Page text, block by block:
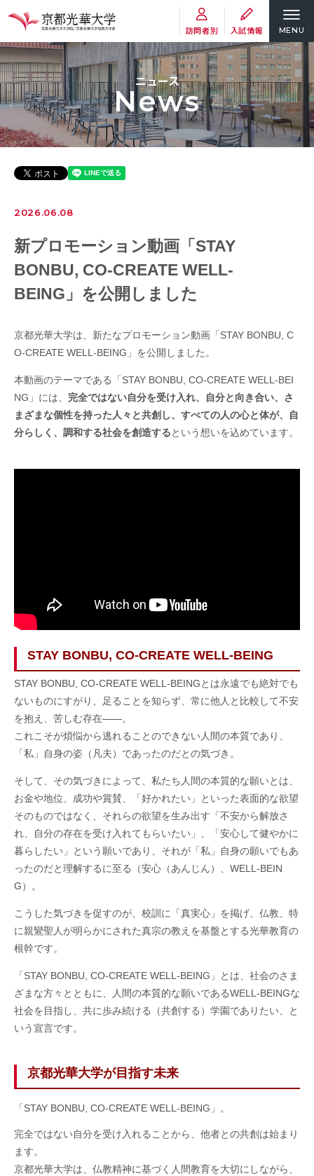
訪問者別 入試情報 MENU
ニュース
News
2026.06.08
新プロモーション動画「STAY
BONBU, CO-CREATE WELL-
BEING」を公開しました
京都光華大学は、新たなプロモーション動画「STAY BONBU, C
O-CREATE WELL-BEING」を公開しました。
本動画のテーマである「STAY BONBU, CO-CREATE WELL-BEI
NG」には、 完全ではない自分を受け入れ、自分と向き合い、さ
まざまな個性を持った人々と共創し、すべての人の心と体が、自
分らしく、調和する社会を創造するという想いを込めています。
STAY BONBU, CO-CREATE WELL-BEING
STAY BONBU, CO-CREATE WELL-BEINGとは永遠でも絶対でも
ないものにすがり、足ることを知らず、常に他人と比較して不安
を抱え、苦しむ存在――。
これこそが煩悩から逃れることのできない人間の本質であり、
「私」自身の姿（凡夫）であったのだとの気づき。
そして、その気づきによって、私たち人間の本質的な願いとは、
お金や地位、成功や賞賛、「好かれたい」といった表面的な欲望
そのものではなく、それらの欲望を生み出す「不安から解放さ
れ、自分の存在を受け入れてもらいたい」、「安心して健やかに
暮らしたい」という願いであり、それが「私」自身の願いでもあ
ったのだと理解するに至る（安心（あんじん）、WELL-BEIN
G）。
こうした気づきを促すのが、校訓に「真実心」を掲げ、仏教、特
に親鸞聖人が明らかにされた真宗の教えを基盤とする光華教育の
根幹です。
「STAY BONBU, CO-CREATE WELL-BEING」とは、社会のさま
ざまな方々とともに、人間の本質的な願いであるWELL-BEINGな
社会を目指し、共に歩み続ける（共創する）学園でありたい、と
いう宣言です。
京都光華大学が目指す未来
「STAY BONBU, CO-CREATE WELL-BEING」。
完全ではない自分を受け入れることから、他者との共創は始まり
ます。
京都光華大学は、仏教精神に基づく人間教育を大切にしながら、